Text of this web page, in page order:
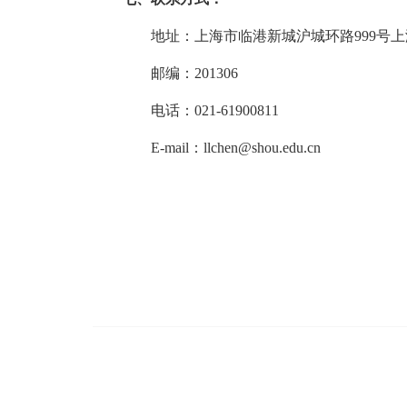
地址：上海市临港新城沪城环路999号
邮编： 201306
电话： 021-61900811
E-mail ： llchen@shou.edu.cn